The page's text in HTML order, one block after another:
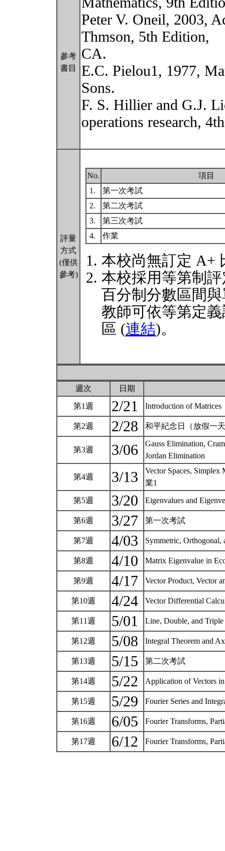
參考
書目
Peter V. Oneil, 2003,
Thmson, 5th Edition,
CA.
E.C. Pielou1, 1977,
Sons.
F. S. Hillier and G.J.
operations research, 4th
評量
方式
(僅供
參考)
No.
項目
1.
第一次考試
2.
第二次考試
3.
第三次考試
4.
作業
本校尚無訂定 A+
本校採用等第制
百分制分數區間
教師可依等第定
區 (連結)。
週次 日期
第1週 2/21 Introduction of Matrices
第2週 2/28 和平紀念日（放假一
第3週 3/06
Gauss Elimination,
Jordan Elimination
第4週 3/13
Vector Spaces,
業1
第5週 3/20 Eigenvalues and
第6週 3/27 第一次考試
第7週 4/03 Symmetric,
第8週 4/10 Matrix Eigenvalue in
第9週 4/17 Vector Product, Vector
第10週 4/24 Vector Differential
第11週 5/01 Line, Double, and
第12週 5/08 Integral Theorem and
第13週 5/15 第二次考試
第14週 5/22 Application of Vectors
第15週 5/29 Fourier Series and
第16週 6/05 Fourier Transforms,
第17週 6/12 Fourier Transforms,